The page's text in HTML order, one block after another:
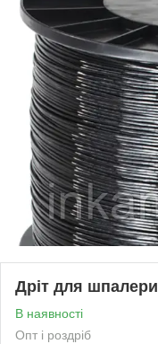
Дріт для
В наявності
Опт і роздріб